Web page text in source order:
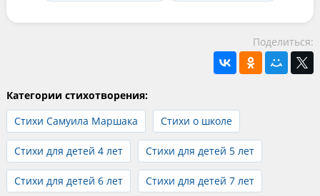
Поделиться:
Категории стихотворения:
Стихи Самуила Маршака
Стихи о школе
Стихи для детей 4 лет Стихи для детей 5 лет
Стихи для детей 6 лет Стихи для детей 7 лет